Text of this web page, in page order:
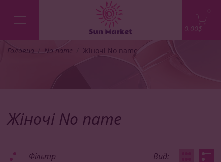
0
0.00$
Головна No name Жіночі No name
Жіночі No name
Фільтр Вид: